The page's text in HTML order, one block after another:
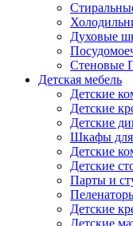
Духовые
Стеновые
Детская мебель
Детские
Детские
Детские
Шкафы для
Детские
Детские
Парты и
Детские
Детские